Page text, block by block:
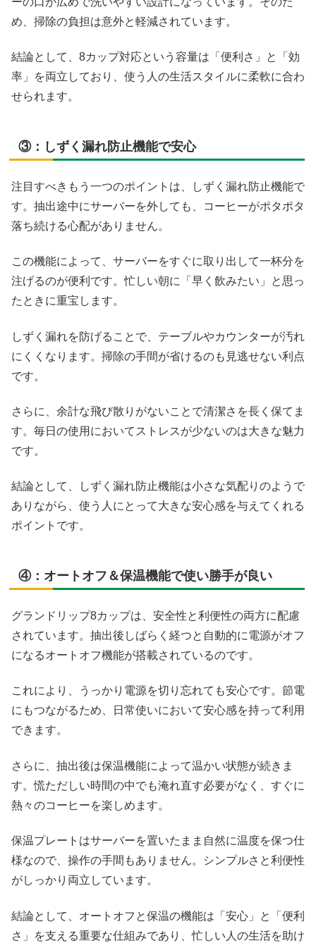
め、掃除の負担は意外と軽減されています。
結論として、8カップ対応という容量は「便利さ」と「効
率」を両立しており、使う人の生活スタイルに柔軟に合わ
せられます。
③：しずく漏れ防止機能で安心
注目すべきもう一つのポイントは、しずく漏れ防止機能で
す。抽出途中にサーバーを外しても、コーヒーがポタポタ
落ち続ける心配がありません。
この機能によって、サーバーをすぐに取り出して一杯分を
注げるのが便利です。忙しい朝に「早く飲みたい」と思っ
たときに重宝します。
しずく漏れを防げることで、テーブルやカウンターが汚れ
にくくなります。掃除の手間が省けるのも見逃せない利点
です。
さらに、余計な飛び散りがないことで清潔さを長く保てま
す。毎日の使用においてストレスが少ないのは大きな魅力
です。
結論として、しずく漏れ防止機能は小さな気配りのようで
ありながら、使う人にとって大きな安心感を与えてくれる
ポイントです。
④：オートオフ＆保温機能で使い勝手が良い
グランドリップ8カップは、安全性と利便性の両方に配慮
されています。抽出後しばらく経つと自動的に電源がオフ
になるオートオフ機能が搭載されているのです。
これにより、うっかり電源を切り忘れても安心です。節電
にもつながるため、日常使いにおいて安心感を持って利用
できます。
さらに、抽出後は保温機能によって温かい状態が続きま
す。慌ただしい時間の中でも淹れ直す必要がなく、すぐに
熱々のコーヒーを楽しめます。
保温プレートはサーバーを置いたまま自然に温度を保つ仕
様なので、操作の手間もありません。シンプルさと利便性
がしっかり両立しています。
結論として、オートオフと保温の機能は「安心」と「便利
さ」を支える重要な仕組みであり、忙しい人の生活を助け